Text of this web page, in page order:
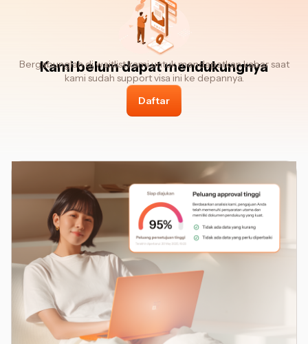
Kami belum dapat mendukungnya
Bergabunglah di waitlist kami untuk mendapatkan kabar saat
kami sudah support visa ini ke depannya.
Daftar